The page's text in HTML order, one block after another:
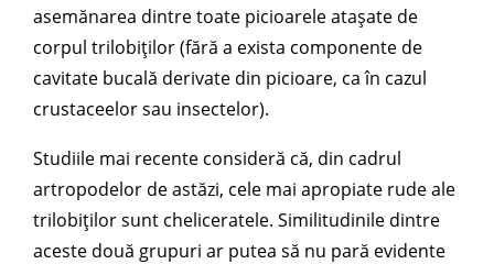
asemănarea dintre toate picioarele atașate de
corpul trilobiților (fără a exista componente de
cavitate bucală derivate din picioare, ca în cazul
crustaceelor sau insectelor).
Studiile mai recente consideră că, din cadrul
artropodelor de astăzi, cele mai apropiate rude ale
trilobiților sunt cheliceratele. Similitudinile dintre
aceste două grupuri ar putea să nu pară evidente